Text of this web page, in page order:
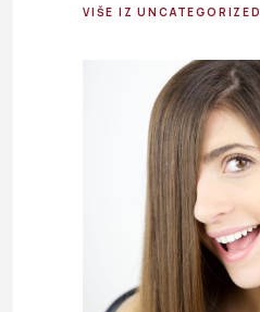
VIŠE IZ UNCATEGORIZED